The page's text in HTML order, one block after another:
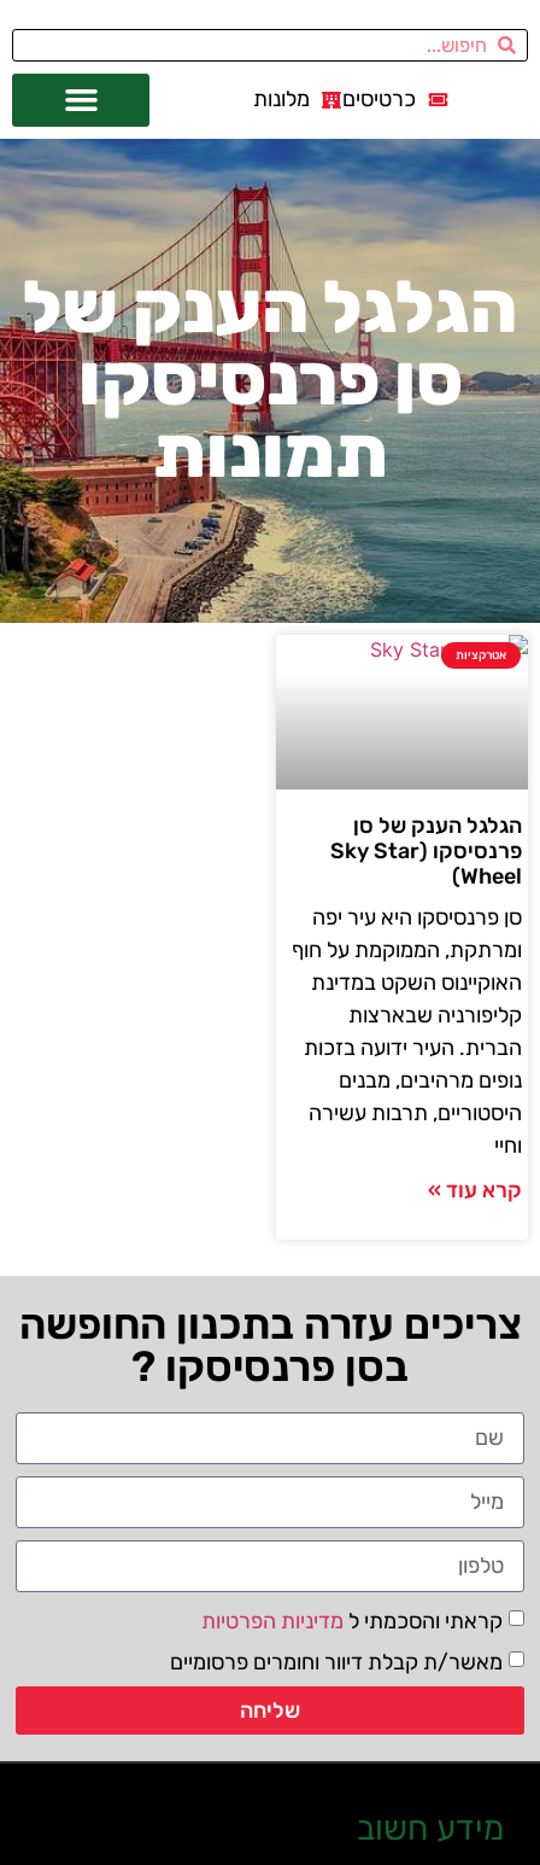
כרטיסים מלונות
הגלגל הענק של
סן פרנסיסקו
תמונות
אטרקציות
הגלגל הענק של סן
פרנסיסקו (Sky Star
Wheel)
סן פרנסיסקו היא עיר יפה
ומרתקת, הממוקמת על חוף
האוקיינוס השקט במדינת
קליפורניה שבארצות
הברית. העיר ידועה בזכות
נופים מרהיבים, מבנים
היסטוריים, תרבות עשירה
וחיי
קרא עוד »
צריכים עזרה בתכנון החופשה
בסן פרנסיסקו ?
קראתי והסכמתי ל מדיניות הפרטיות
מאשר/ת קבלת דיוור וחומרים פרסומיים
שליחה
מידע חשוב